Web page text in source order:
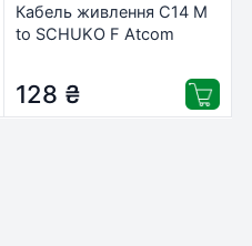
Кабель живлення C14 М
to SCHUKO F Atcom
128 ₴